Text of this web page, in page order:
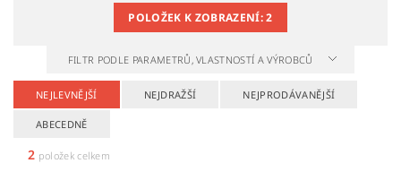
POLOŽEK K ZOBRAZENÍ:2
FILTR PODLE PARAMETRŮ, VLASTNOSTÍ A VÝROBCŮ
NEJLEVNĚJŠÍ NEJDRAŽŠÍ NEJPRODÁVANĚJŠÍ
ABECEDNĚ
2 položek celkem